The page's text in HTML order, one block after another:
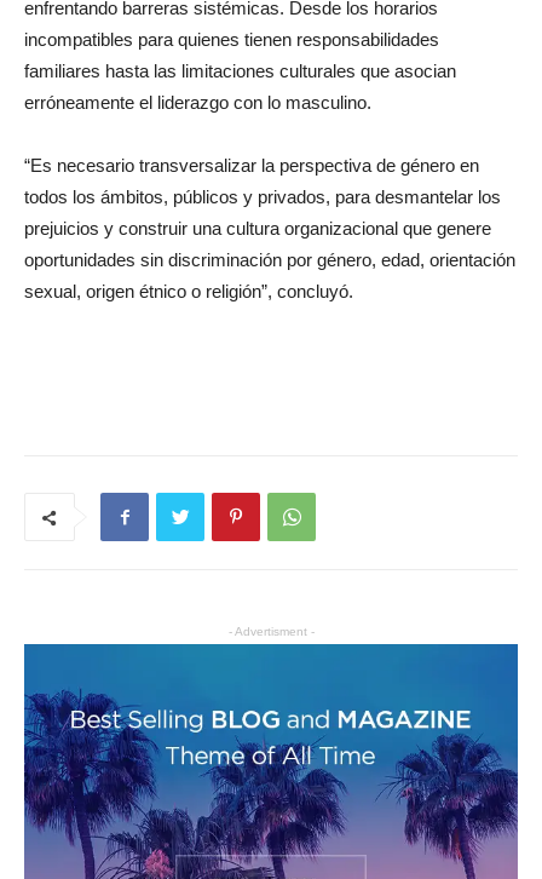
enfrentando barreras sistémicas. Desde los horarios
incompatibles para quienes tienen responsabilidades
familiares hasta las limitaciones culturales que asocian
erróneamente el liderazgo con lo masculino.
“Es necesario transversalizar la perspectiva de género en
todos los ámbitos, públicos y privados, para desmantelar los
prejuicios y construir una cultura organizacional que genere
oportunidades sin discriminación por género, edad, orientación
sexual, origen étnico o religión”, concluyó.
- Advertisment -